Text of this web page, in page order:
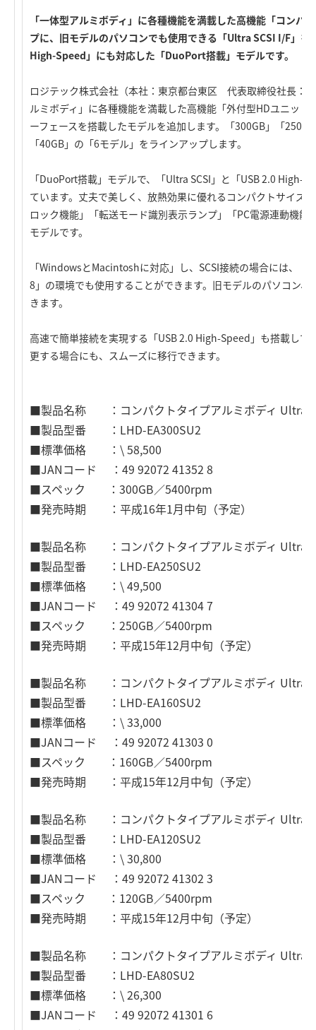
「一体型アルミボディ」に各種機能を満載した高機能「コンパ
プに、旧モデルのパソコンでも使用できる「Ultra SCSI I/F」
High-Speed」にも対応した「DuoPort搭載」モデルです。
ロジテック株式会社（本社：東京都台東区 代表取締役社長：
ルミボディ」に各種機能を満載した高機能「外付型HDユニッ
ーフェースを搭載したモデルを追加します。「300GB」「
「40GB」の「6モデル」をラインアップします。
「DuoPort搭載」モデルで、「Ultra SCSI」と「USB 2.0 High-
ています。丈夫で美しく、放熱効果に優れるコンパクトサイズ
ロック機能」「転送モード識別表示ランプ」「PC電源連動機
モデルです。
「WindowsとMacintoshに対応」し、SCSI接続の場合には、「
8」の環境でも使用することができます。旧モデルのパソコン
きます。
高速で簡単接続を実現する「USB 2.0 High-Speed」も搭載し
更する場合にも、スムーズに移行できます。
■製品名称 ：コンパクトタイプアルミボディ Ultra
■製品型番 ：LHD-EA300SU2
■標準価格 ：\ 58,500
■JANコード ：49 92072 41352 8
■スペック ：300GB／5400rpm
■発売時期 ：平成16年1月中旬（予定）
■製品名称 ：コンパクトタイプアルミボディ Ultra
■製品型番 ：LHD-EA250SU2
■標準価格 ：\ 49,500
■JANコード ：49 92072 41304 7
■スペック ：250GB／5400rpm
■発売時期 ：平成15年12月中旬（予定）
■製品名称 ：コンパクトタイプアルミボディ Ultra
■製品型番 ：LHD-EA160SU2
■標準価格 ：\ 33,000
■JANコード ：49 92072 41303 0
■スペック ：160GB／5400rpm
■発売時期 ：平成15年12月中旬（予定）
■製品名称 ：コンパクトタイプアルミボディ Ultra
■製品型番 ：LHD-EA120SU2
■標準価格 ：\ 30,800
■JANコード ：49 92072 41302 3
■スペック ：120GB／5400rpm
■発売時期 ：平成15年12月中旬（予定）
■製品名称 ：コンパクトタイプアルミボディ Ultra
■製品型番 ：LHD-EA80SU2
■標準価格 ：\ 26,300
■JANコード ：49 92072 41301 6